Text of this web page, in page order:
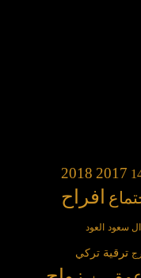
2017
2018
افراح
ال سعود العود
ترقية تركي